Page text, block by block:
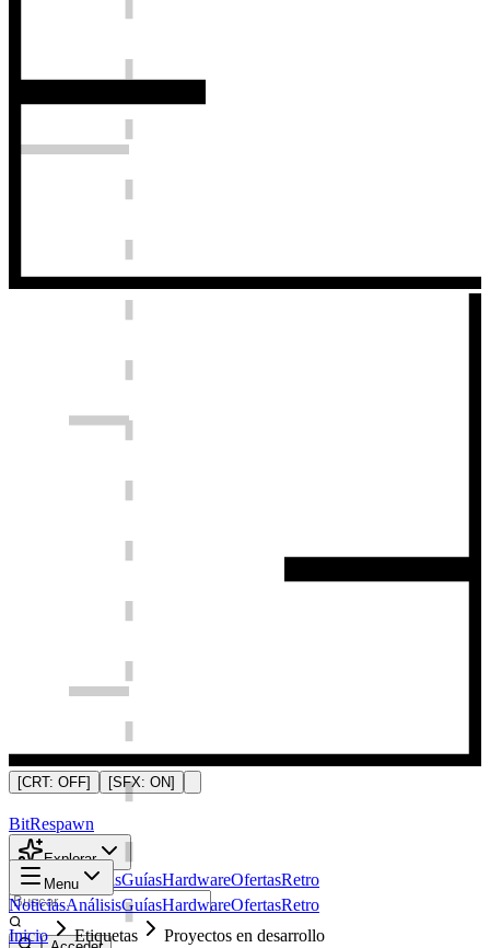
[CRT: OFF] [SFX: ON]
BitRespawn
Explorar
NoticiasAnálisisGuíasHardwareOfertasRetro
Menu
NoticiasAnálisisGuíasHardwareOfertasRetro
Inicio
Etiquetas Proyectos en desarrollo